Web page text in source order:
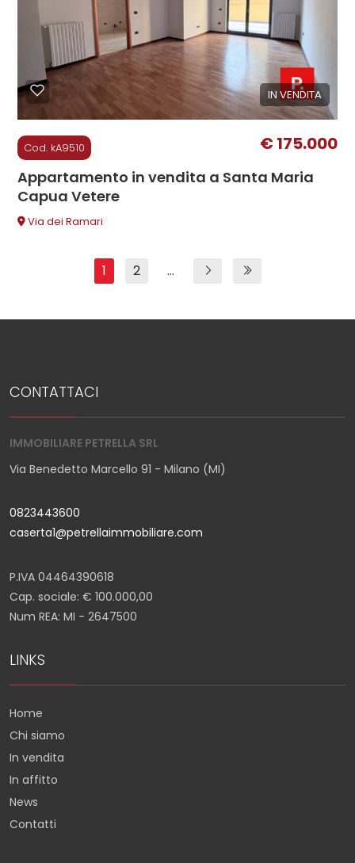
IN VENDITA
Cod. kA9510 € 175.000
Appartamento in vendita a Santa Maria
Capua Vetere
Via dei Ramari
1 2 ...
CONTATTACI
IMMOBILIARE PETRELLA SRL
Via Benedetto Marcello 91 - Milano (MI)
0823443600
caserta1@petrellaimmobiliare.com
P.IVA 04464390618
Cap. sociale: € 100.000,00
Num REA: MI - 2647500
LINKS
Home
Chi siamo
In vendita
In affitto
News
Contatti